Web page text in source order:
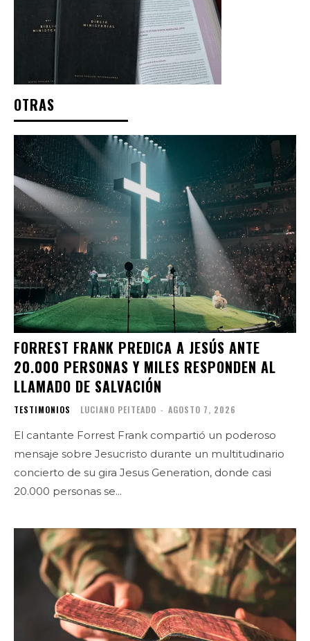
OTRAS
FORREST FRANK PREDICA A JESÚS ANTE
20.000 PERSONAS Y MILES RESPONDEN AL
LLAMADO DE SALVACIÓN
TESTIMONIOS LUCIANO PEITEADO - AGOSTO 7, 2026
El cantante Forrest Frank compartió un poderoso
mensaje sobre Jesucristo durante un multitudinario
concierto de su gira Jesus Generation, donde casi
20.000 personas se...